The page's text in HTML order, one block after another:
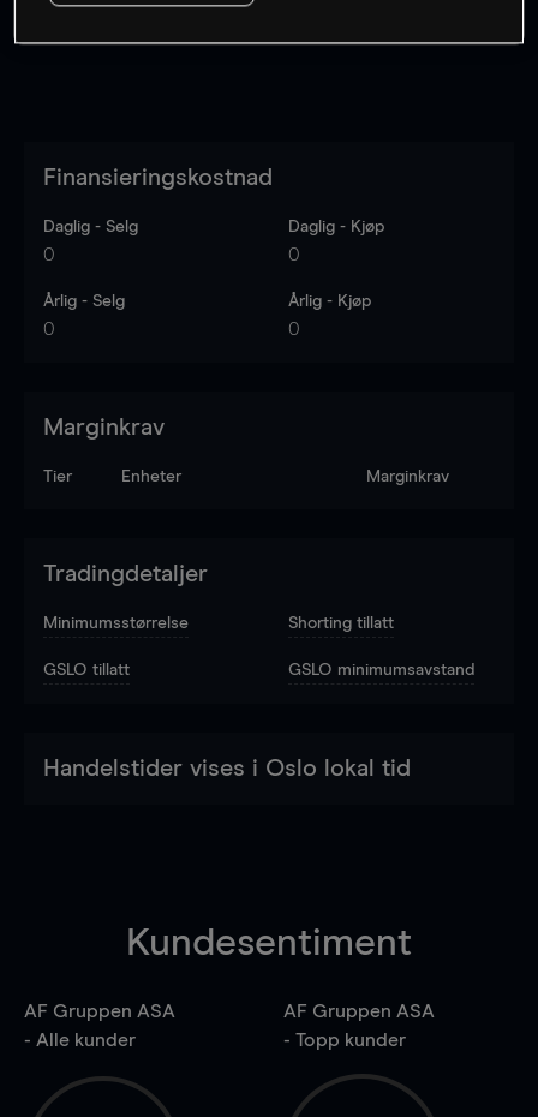
Finansieringskostnad
Daglig - Selg
0
Daglig - Kjøp
0
Årlig - Selg
0
Årlig - Kjøp
0
Marginkrav
Tier Enheter Marginkrav
Tradingdetaljer
Minimumsstørrelse Shorting tillatt
GSLO tillatt GSLO minimumsavstand
Handelstider vises i Oslo lokal tid
Kundesentiment
AF Gruppen ASA
- Alle kunder
AF Gruppen ASA
- Topp kunder